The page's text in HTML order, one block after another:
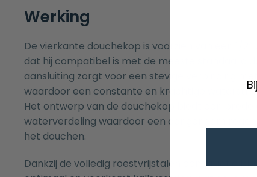
Werking
De vierkante douchekop is voorzien van een 1/
dat hij compatibel is met de meeste standaard
aansluiting zorgt voor een stevige verbinding
waardoor een constante en krachtige
Het ontwerp van de douchekop biedt een brede
waterverdeling waardoor een aangenaam
het douchen.
Dankzij de volledig roestvrijstalen constructie